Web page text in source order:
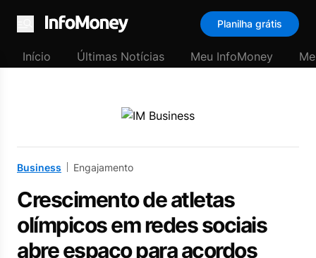
Menu
Planilha grátis
Início Últimas Notícias Meu InfoMoney
Business Engajamento
Crescimento de atletas
olímpicos em redes sociais
abre espaço para acordos